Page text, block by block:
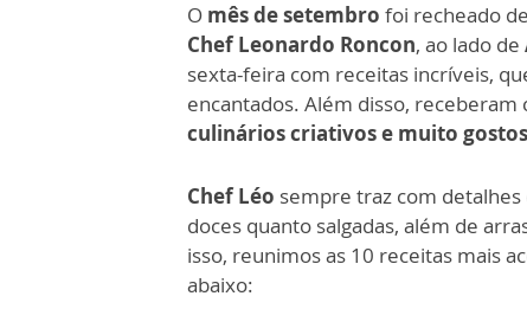
O mês de setembro foi recheado
Chef Leonardo Roncon, ao lado de
sexta-feira com receitas incríveis,
encantados. Além disso,
culinários criativos e muito
Chef Léo sempre traz com
doces quanto salgadas, além de
isso, reunimos as 10 receitas mais
abaixo: